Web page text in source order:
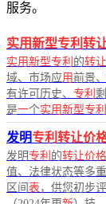
服务。
实用新型专利转
实用新型专利 的转
域、市场应用前景、
有许可历史、 专利
是一个实用新型专
发明专利转让价
发明专利 的转让价格
值、法律状态等多
区间 表 ，供您初步